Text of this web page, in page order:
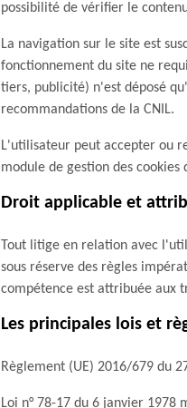
possibilité de vérifier le
La navigation sur le site est
fonctionnement du site ne
tiers, publicité) n'est déposé
recommandations de la CNIL.
L'utilisateur peut accepter ou
module de gestion des cookies
Droit applicable et
Tout litige en relation avec
sous réserve des règles
compétence est attribuée aux
Les principales lois et
Règlement (UE) 2016/679 du
Loi n° 78-17 du 6 janvier